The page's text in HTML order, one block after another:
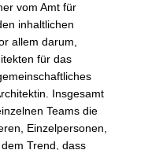
vom Amt für
inhaltlichen
allem darum,
für das
Insgesamt
Teams die
Einzelpersonen,
Trend, dass